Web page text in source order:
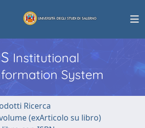
Institutional
System
Ricerca
(exArticolo su libro)